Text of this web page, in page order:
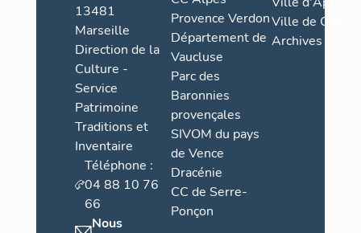
13481
Marseille
Direction de la
Culture -
Service
Patrimoine
Traditions et
Inventaire
Téléphone :
04 88 10 76
66
Nous
Provence Verdon
Département de
Vaucluse
Parc des
Baronnies
provençales
SIVOM du pays
de Vence
Dracénie
CC de Serre-
Ponçon
Ville de
Archives